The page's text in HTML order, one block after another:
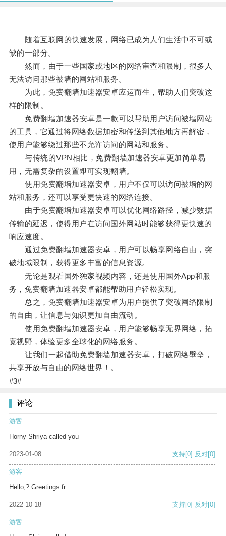
随着互联网的快速发展，网络已成为人们生活中不可或
缺的一部分。
然而，由于一些国家或地区的网络审查和限制，很多人
无法访问那些被墙的网站和服务。
为此，免费翻墙加速器安卓应运而生，帮助人们突破这
样的限制。
免费翻墙加速器安卓是一款可以帮助用户访问被墙网站
的工具，它通过将网络数据加密和传送到其他地方再解密，
使用户能够绕过那些不允许访问的网站和服务。
与传统的VPN相比，免费翻墙加速器安卓更加简单易
用，无需复杂的设置即可实现翻墙。
使用免费翻墙加速器安卓，用户不仅可以访问被墙的网
站和服务，还可以享受更快速的网络连接。
由于免费翻墙加速器安卓可以优化网络路径，减少数据
传输的延迟，使得用户在访问国外网站时能够获得更快速的
响应速度。
通过免费翻墙加速器安卓，用户可以畅享网络自由，突
破地域限制，获得更多丰富的信息资源。
无论是观看国外独家视频内容，还是使用国外App和服
务，免费翻墙加速器安卓都能帮助用户轻松实现。
总之，免费翻墙加速器安卓为用户提供了突破网络限制
的自由，让信息与知识更加自由流动。
使用免费翻墙加速器安卓，用户能够畅享无界网络，拓
宽视野，体验更多全球化的网络服务。
让我们一起借助免费翻墙加速器安卓，打破网络壁垒，
共享开放与自由的网络世界！。
#3#
评论
游客
Horny Shriya called you
2023-01-08 支持[0] 反对[0]
游客
Hello,? Greetings fr
2022-10-18 支持[0] 反对[0]
游客